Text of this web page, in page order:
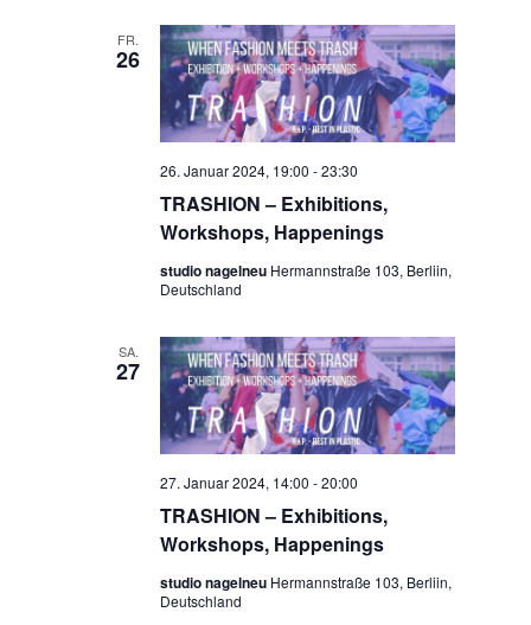
FR.
26
TRASHION – Exhibitions,
Workshops, Happenings
26. Januar 2024, 19:00 -23:30
studio nagelneu Hermannstraße 103, Berliin,
Deutschland
SA.
27
TRASHION – Exhibitions,
Workshops, Happenings
27. Januar 2024, 14:00 -20:00
studio nagelneu Hermannstraße 103, Berliin,
Deutschland